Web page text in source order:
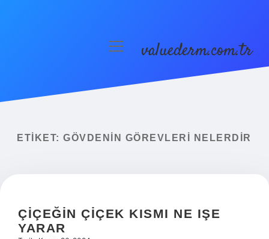
Yasal Uyarı
menüyüvaluederm.com.tr
ETIKET: GÖVDENIN GÖREVLERI NELERDIR
ÇIÇEĞIN ÇIÇEK KISMI NE IŞE
YARAR